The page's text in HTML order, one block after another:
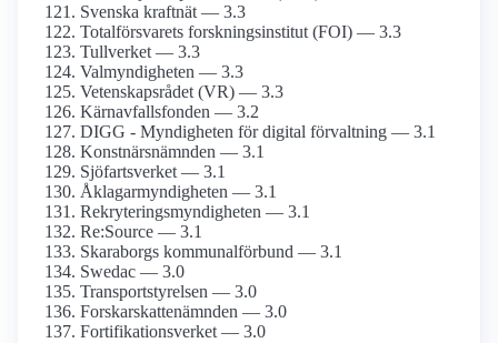
Svenska kraftnät — 3.3
Total­försvarets forsknings­institut (FOI) — 3.3
Tullverket — 3.3
Val­myndigheten — 3.3
Vetenskaps­rådet (VR) — 3.3
Kärnavfalls­fonden — 3.2
DIGG - Myndigheten för digital förvaltning — 3.1
Konstnärs­nämnden — 3.1
Sjöfarts­verket — 3.1
Åklagar­myndigheten — 3.1
Rekrytering­smyndigheten — 3.1
Re:Source — 3.1
Skaraborgs kommunal­förbund — 3.1
Swedac — 3.0
Transport­styrelsen — 3.0
Forskarskatte­nämnden — 3.0
Fortifikations­verket — 3.0